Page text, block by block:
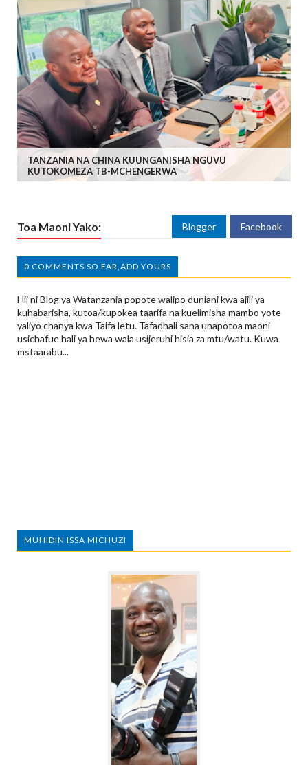
TANZANIA NA CHINA KUUNGANISHA NGUVU
KUTOKOMEZA TB-MCHENGERWA
Toa Maoni Yako: Blogger Facebook
0 COMMENTS SO FAR,ADD YOURS
Hii ni Blog ya Watanzania popote walipo duniani kwa ajili ya
kuhabarisha, kutoa/kupokea taarifa na kuelimisha mambo yote
yaliyo chanya kwa Taifa letu. Tafadhali sana unapotoa maoni
usichafue hali ya hewa wala usijeruhi hisia za mtu/watu. Kuwa
mstaarabu...
MUHIDIN ISSA MICHUZI